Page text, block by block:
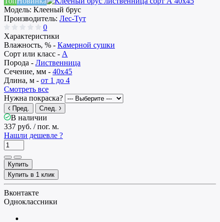
Модель: Клееный брус
Производитель: Лес-Тут
0
Характеристики
Влажность, % - Камерной сушки
Сорт или класс - А
Порода - Лиственница
Сечение, мм - 40x45
Длина, м - от 1 до 4
Смотреть все
Нужна покраска?
Пред. След.
В наличии
337 руб. / пог. м.
Нашли дешевле ?
Купить
Купить в 1 клик
Вконтакте
Одноклассники